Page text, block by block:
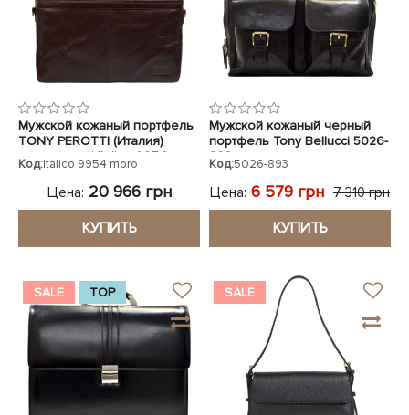
Мужской кожаный портфель
TONY PEROTTI (Италия)
коричневый Italico 9954
moro
Код:Italico 9954 moro
Цена: 20 966 грн
КУПИТЬ
Мужской кожаный черный
портфель Tony Bellucci 5026-
893
Код:5026-893
Цена: 6 579 грн 7 310 грн
КУПИТЬ
SALE TOP SALE